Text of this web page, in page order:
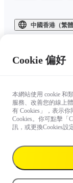
中國香港（繁
Cookie 偏好
本網站使用 cookie 和
服務、改善您的線上
有 Cookies」，表示
Cookies。你可點擊「
訊，或更換Cookies設